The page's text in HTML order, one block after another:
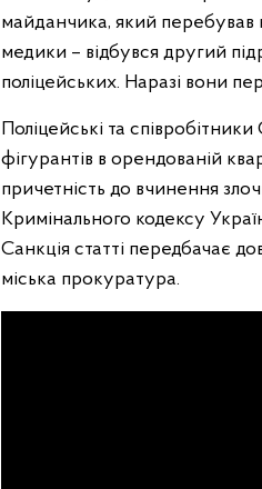
майданчика, який перебував
медики – відбувся другий
поліцейських. Наразі вони
Поліцейські та
фігурантів в орендованій
причетність до вчинення
Кримінального кодексу
Санкція статті передбачає
міська прокуратура.